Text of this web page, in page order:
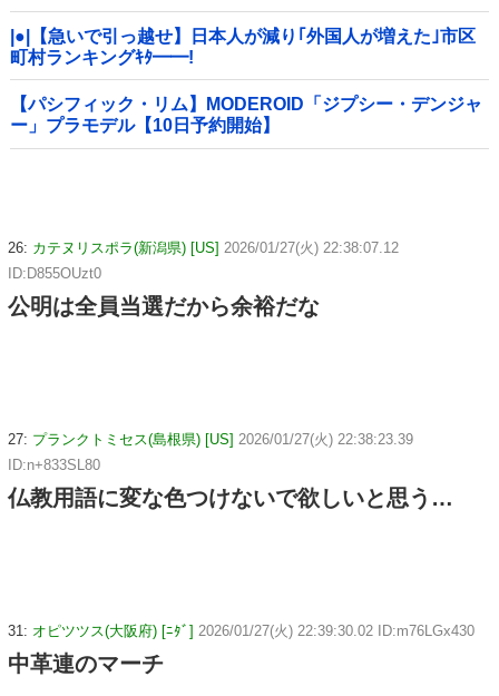
|●|【急いで引っ越せ】日本人が減り｢外国人が増えた｣市区
町村ランキングｷﾀ━━!
【パシフィック・リム】MODEROID「ジプシー・デンジャ
ー」プラモデル【10日予約開始】
26: カテヌリスポラ(新潟県) [US] 2026/01/27(火) 22:38:07.12
ID:D855OUzt0
公明は全員当選だから余裕だな
27: プランクトミセス(島根県) [US] 2026/01/27(火) 22:38:23.39
ID:n+833SL80
仏教用語に変な色つけないで欲しいと思う…
31: オピツツス(大阪府) [ﾆﾀﾞ] 2026/01/27(火) 22:39:30.02 ID:m76LGx430
中革連のマーチ